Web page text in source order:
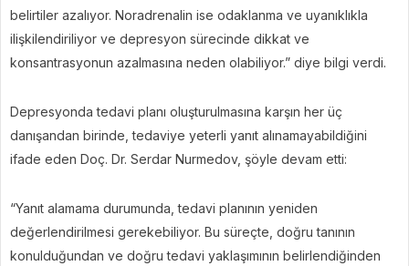
belirtiler azalıyor. Noradrenalin ise odaklanma ve uyanıklıkla
ilişkilendiriliyor ve depresyon sürecinde dikkat ve
konsantrasyonun azalmasına neden olabiliyor.” diye bilgi verdi.
Depresyonda tedavi planı oluşturulmasına karşın her üç
danışandan birinde, tedaviye yeterli yanıt alınamayabildiğini
ifade eden Doç. Dr. Serdar Nurmedov, şöyle devam etti:
“Yanıt alamama durumunda, tedavi planının yeniden
değerlendirilmesi gerekebiliyor. Bu süreçte, doğru tanının
konulduğundan ve doğru tedavi yaklaşımının belirlendiğinden